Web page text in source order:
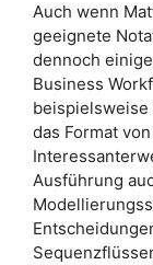
Auch wenn
geeignete
dennoch
Business
das Format
Ausführung